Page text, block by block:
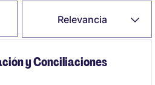
Relevancia
y Conciliaciones